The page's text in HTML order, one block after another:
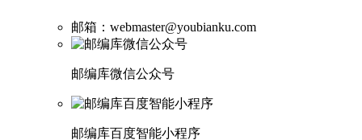
邮箱：webmaster@youbianku.com
邮编库微信公众号
邮编库百度智能小程序